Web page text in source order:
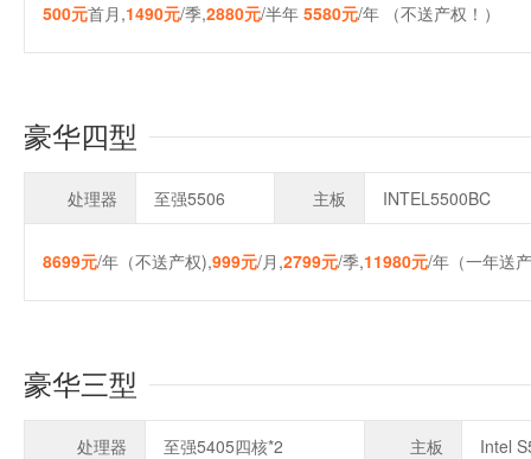
500元首月,1490元/季,2880元/半年 5580元/年 （不送产权！）
豪华四型
处理器 至强5506 主板 INTEL5500BC
8699元/年（不送产权),999元/月,2799元/季,11980元/年（一年送
豪华三型
处理器 至强5405四核*2 主板 Intel